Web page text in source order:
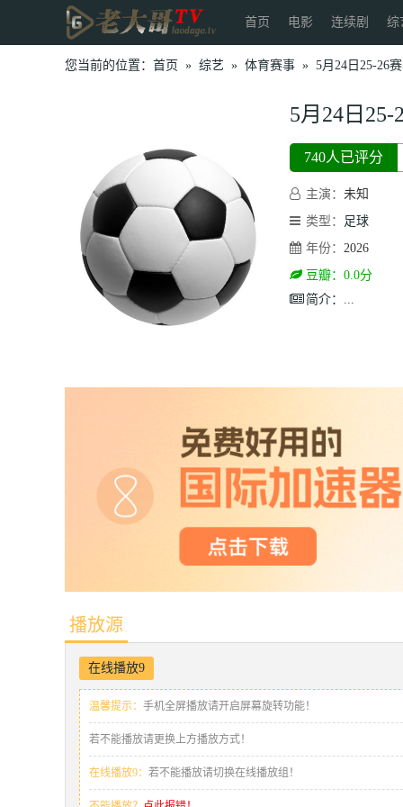
首页 电影 连续剧 综
您当前的位置： 首页 » 综艺 » 体育赛事 » 5月24日25-26
5月24日
740人已评分
主演： 未知
类型：
足球
年份： 2026
豆瓣：0.0分
简介： ...
播放源
在线播放9
温馨提示： 手机全屏播放请开启屏幕旋转功能！
若不能播放请更换上方播放方式！
在线播放9： 若不能播放请切换在线播放组！